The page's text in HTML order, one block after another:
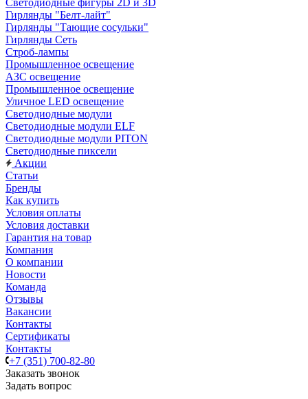
Светодиодные фигуры 2D и 3D
Гирлянды "Белт-лайт"
Гирлянды "Тающие сосульки"
Гирлянды Сеть
Строб-лампы
Промышленное освещение
АЗС освещение
Промышленное освещение
Уличное LED освещение
Светодиодные модули
Светодиодные модули ELF
Светодиодные модули PITON
Светодиодные пиксели
Акции
Статьи
Бренды
Как купить
Условия оплаты
Условия доставки
Гарантия на товар
Компания
О компании
Новости
Команда
Отзывы
Вакансии
Контакты
Сертификаты
Контакты
+7 (351) 700-82-80
Заказать звонок
Задать вопрос